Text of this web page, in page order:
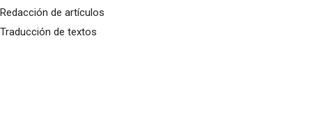
Redacción de artículos
Traducción de textos